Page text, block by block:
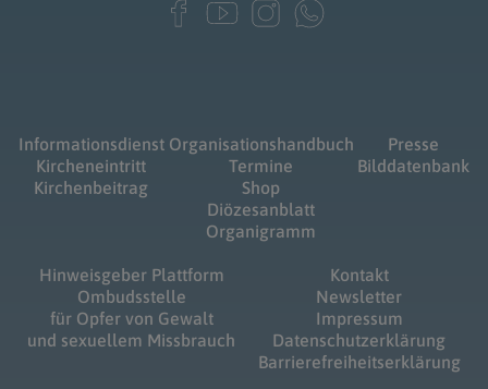
Informationsdienst
Kircheneintritt
Kirchenbeitrag
Organisationshandbuch
Termine
Shop
Diözesanblatt
Organigramm
Presse
Bilddatenbank
Hinweisgeber Plattform
Ombudsstelle
für Opfer von Gewalt
und sexuellem Missbrauch
Kontakt
Newsletter
Impressum
Datenschutzerklärung
Barrierefreiheitserklärung